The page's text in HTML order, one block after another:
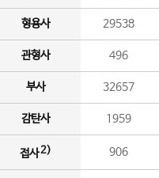
형용사 29538
관형사 496
부사 32657
감탄사 1959
접사2) 906